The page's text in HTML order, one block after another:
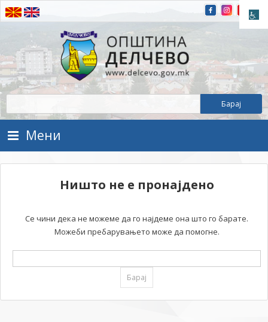
Прескокнете на содржината
Општина Делчево
Општина Делчево
Мени
Ништо не е пронајдено
Се чини дека не можеме да го најдеме она што го барате.
Можеби пребарувањето може да помогне.